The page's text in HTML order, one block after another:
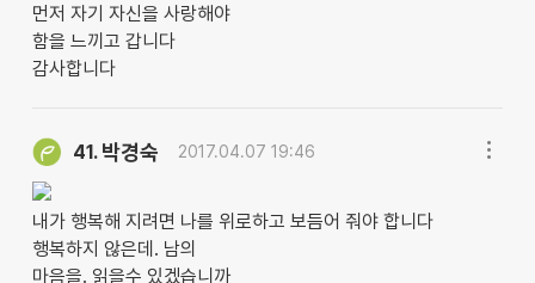
먼저 자기 자신을 사랑해야
함을 느끼고 갑니다
감사합니다
41. 박경숙 2017.04.07 19:46
내가 행복해 지려면 나를 위로하고 보듬어 줘야 합니다
행복하지 않은데. 남의
마음을. 읽을수 있겠습니까